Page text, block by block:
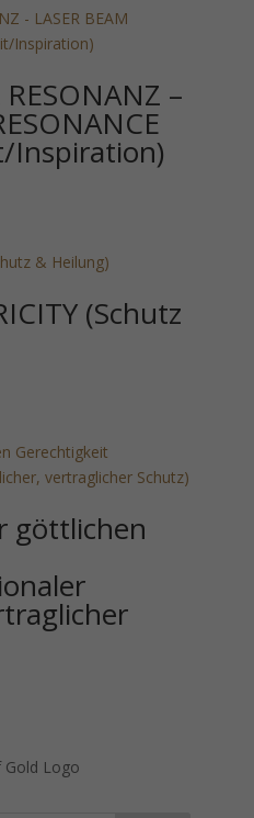
RESONANZ –
Inspiration)
(Schutz
göttlichen